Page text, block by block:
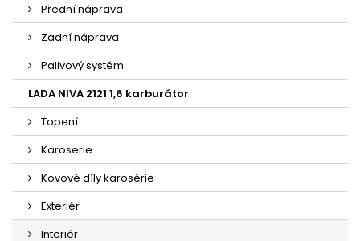
Přední náprava
Zadní náprava
Palivový systém
LADA NIVA 2121 1,6 karburátor
Topení
Karoserie
Kovové díly karosérie
Exteriér
Interiér